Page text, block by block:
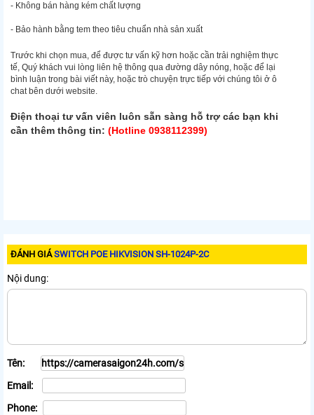
- Không bán hàng kém chất lượng
- Bảo hành bằng tem theo tiêu chuẩn nhà sản xuất
Trước khi chọn mua, để được tư vấn kỹ hơn hoặc cần trải nghiệm thực
tế, Quý khách vui lòng liên hệ thông qua đường dây nóng, hoặc để lại
bình luận trong bài viết này, hoặc trò chuyện trực tiếp với chúng tôi ở ô
chat bên dưới website.
Điện thoại tư vấn viên luôn sẵn sàng hỗ trợ các bạn khi
cần thêm thông tin: (Hotline 0938112399)
ĐÁNH GIÁSWITCH POE HIKVISION SH-1024P-2C
Nội dung:
Tên:
Email:
Phone: